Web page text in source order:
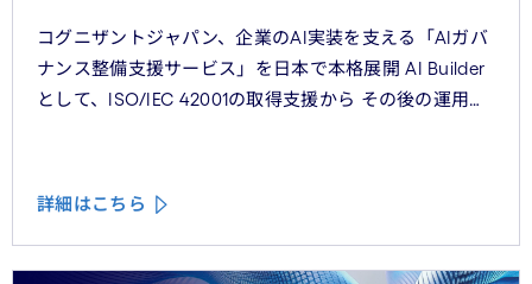
コグニザントジャパン、企業のAI実装を支える「AIガバ
ナンス整備支援サービス」を日本で本格展開 AI Builder
として、ISO/IEC 42001の取得支援から その後の運用・
詳細はこちら